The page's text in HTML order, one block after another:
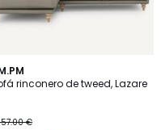
rinconero de tweed, Lazare
€